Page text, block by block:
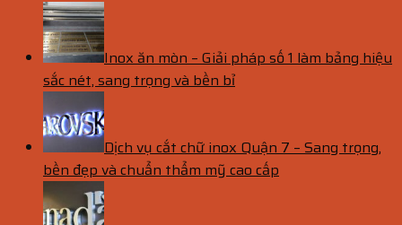
Inox ăn mòn – Giải pháp số 1 làm bảng hiệu
sắc nét, sang trọng và bền bỉ
Dịch vụ cắt chữ inox Quận 7 – Sang trọng,
bền đẹp và chuẩn thẩm mỹ cao cấp